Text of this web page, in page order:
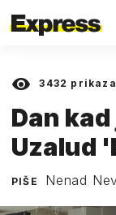
3432 prikaza
Dan
Uzalud
PIŠE Nenad